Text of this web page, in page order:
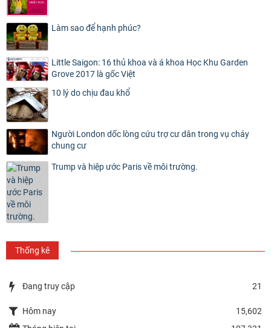
Làm sao để hạnh phúc?
Little Saigon: 16 thủ khoa và á khoa Học Khu Garden
Grove 2017 là gốc Việt
10 lý do chịu đau khổ
Người London dốc lòng cứu trợ cư dân trong vụ cháy
chung cư
Trump và hiệp ước Paris về môi trường.
Thống kê
Đang truy cập 21
Hôm nay
15,602